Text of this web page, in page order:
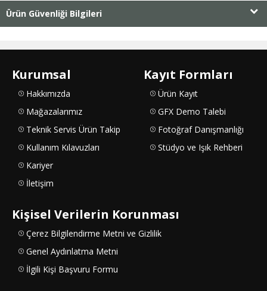
Ürün Güvenliği Bilgileri
Kurumsal
Hakkımızda
Mağazalarımız
Teknik Servis Ürün Takip
Kullanım Kılavuzları
Kariyer
İletişim
Kayıt Formları
Ürün Kayıt
GFX Demo Talebi
Fotoğraf Danışmanlığı
Stüdyo ve Işık Rehberi
Kişisel Verilerin Korunması
Çerez Bilgilendirme Metni ve Gizlilik
Genel Aydınlatma Metni
İlgili Kişi Başvuru Formu